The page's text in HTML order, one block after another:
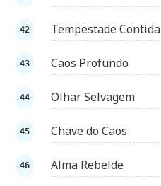
Tempestade Contida
Caos Profundo
Olhar Selvagem
Chave do Caos
Alma Rebelde